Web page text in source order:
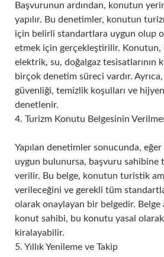
Başvurunun ardından, konutun
yapılır. Bu denetimler, konutun
için belirli standartlara uygun olup
etmek için gerçekleştirilir. Konutun,
elektrik, su, doğalgaz tesisatlarının
birçok denetim süreci vardır.
güvenliği, temizlik koşulları ve
denetlenir.
4. Turizm Konutu Belgesinin
Yapılan denetimler sonucunda,
uygun bulunursa, başvuru sahibine
verilir. Bu belge, konutun turistik
verileceğini ve gerekli tüm
olarak onaylayan bir belgedir. Belge
konut sahibi, bu konutu yasal
kiralayabilir.
5. Yıllık Yenileme ve Takip